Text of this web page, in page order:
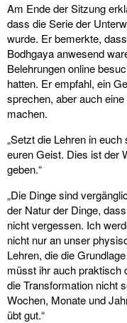
Am Ende der Sitzung
dass die Serie der
wurde. Er bemerkte,
Bodhgaya anwesend
Belehrungen online
hatten. Er empfahl, ein
sprechen, aber auch
machen.
„Setzt die Lehren in
euren Geist. Dies ist der
geben.“
„Die Dinge sind
der Natur der Dinge,
nicht vergessen. Ich
nicht nur an unser
Lehren, die die
müsst ihr auch praktisch
die Transformation nicht
Wochen, Monate und
übt gut.“